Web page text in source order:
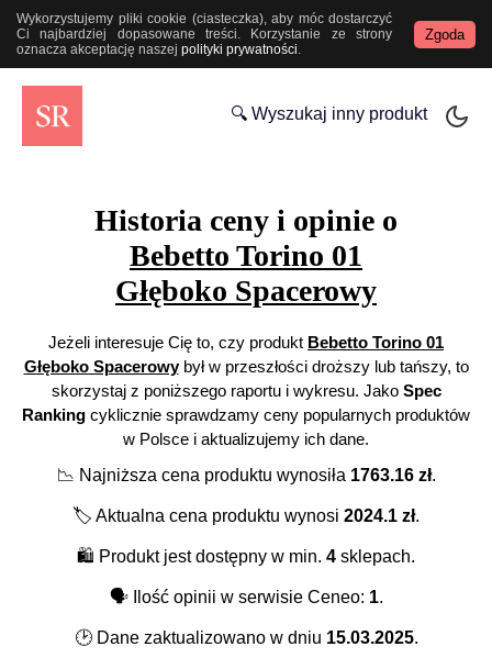
Wykorzystujemy pliki cookie (ciasteczka), aby móc dostarczyć
Ci najbardziej dopasowane treści. Korzystanie ze strony
oznacza akceptację naszej polityki prywatności.
Zgoda
🔍 Wyszukaj inny produkt
Historia ceny i opinie o
Bebetto Torino 01
Głęboko Spacerowy
Jeżeli interesuje Cię to, czy produkt Bebetto Torino 01
Głęboko Spacerowybył w przeszłości droższy lub tańszy, to
skorzystaj z poniższego raportu i wykresu. Jako Spec
Ranking cyklicznie sprawdzamy ceny popularnych produktów
w Polsce i aktualizujemy ich dane.
📉 Najniższa cena produktu wynosiła 1763.16zł.
🏷️ Aktualna cena produktu wynosi 2024.1 zł.
🛍️ Produkt jest dostępny w min. 4 sklepach.
🗣️Ilość opinii w serwisie Ceneo: 1.
🕑Dane zaktualizowano w dniu 15.03.2025.